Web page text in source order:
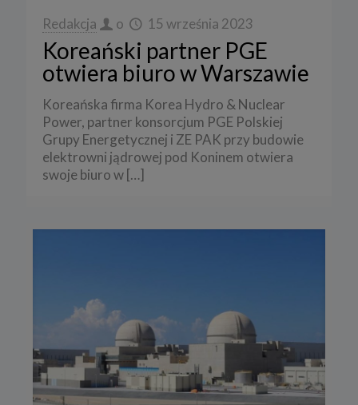
Redakcja o 15 września 2023
Koreański partner PGE
otwiera biuro w Warszawie
Koreańska firma Korea Hydro & Nuclear
Power, partner konsorcjum PGE Polskiej
Grupy Energetycznej i ZE PAK przy budowie
elektrowni jądrowej pod Koninem otwiera
swoje biuro w[…]